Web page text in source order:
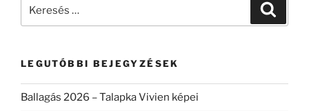
LEGUTÓBBI BEJEGYZÉSEK
Ballagás 2026 – Talapka Vivien képei